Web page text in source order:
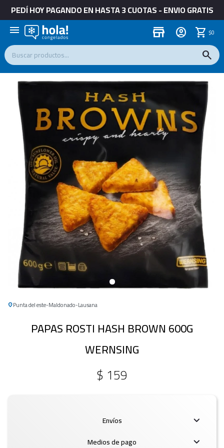
PEDÍ HOY PAGANDO EN HASTA 3 CUOTAS - ENVIO GRATIS
menu store $0
Punta del este Maldonado Lausana
PAPAS ROSTI HASH BROWN 600G
WERNSING
$ 159
Envíos
Medios de pago